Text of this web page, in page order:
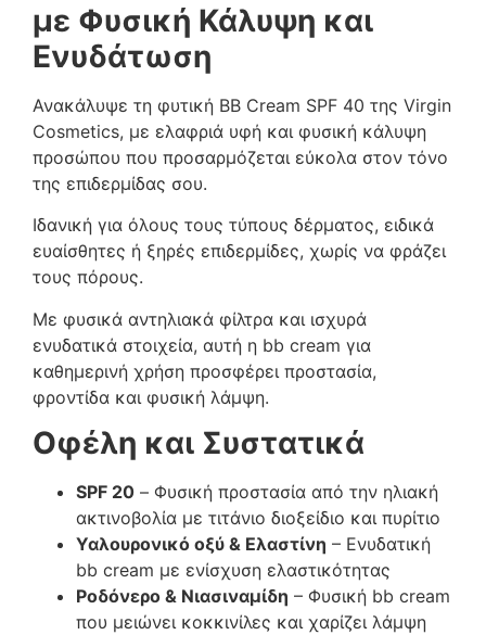
με Φυσική Κάλυψη και
Ενυδάτωση
Ανακάλυψε τη φυτική BB Cream SPF 40 της Virgin
Cosmetics, με ελαφριά υφή και φυσική κάλυψη
προσώπου που προσαρμόζεται εύκολα στον τόνο
της επιδερμίδας σου.
Ιδανική για όλους τους τύπους δέρματος, ειδικά
ευαίσθητες ή ξηρές επιδερμίδες, χωρίς να φράζει
τους πόρους.
Με φυσικά αντηλιακά φίλτρα και ισχυρά
ενυδατικά στοιχεία, αυτή η bb cream για
καθημερινή χρήση προσφέρει προστασία,
φροντίδα και φυσική λάμψη.
Οφέλη και Συστατικά
SPF 20 – Φυσική προστασία από την ηλιακή
ακτινοβολία με τιτάνιο διοξείδιο και πυρίτιο
Υαλουρονικό οξύ & Ελαστίνη – Ενυδατική
bb cream με ενίσχυση ελαστικότητας
Ροδόνερο & Νιασιναμίδη – Φυσική bb cream
που μειώνει κοκκινίλες και χαρίζει λάμψη